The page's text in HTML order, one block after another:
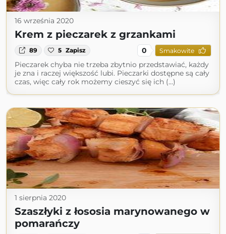
16 września 2020
Krem z pieczarek z grzankami
89 5 Zapisz 0 Smakowite
Pieczarek chyba nie trzeba zbytnio przedstawiać, każdy
je zna i raczej większość lubi. Pieczarki dostępne są cały
czas, więc cały rok możemy cieszyć się ich (...)
1 sierpnia 2020
Szaszłyki z łososia marynowanego w
pomarańczy